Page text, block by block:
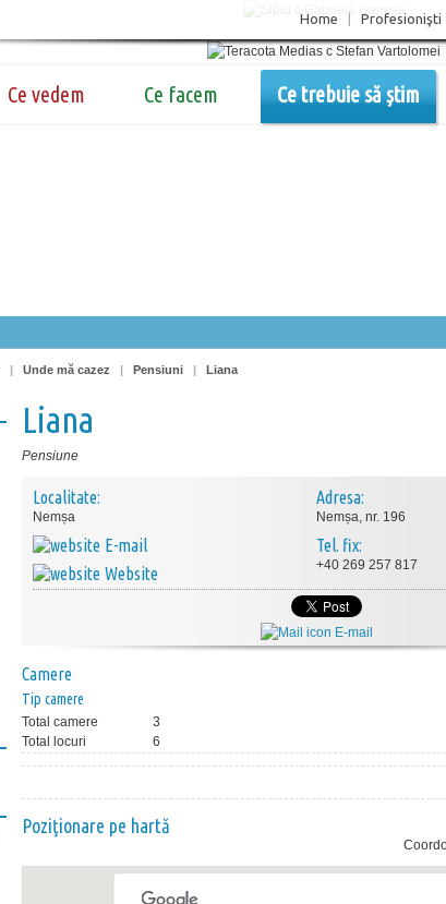
Home Profesionişti
Ce vedem Ce facem Ce trebuie să știm
| Unde mă cazez | Pensiuni | Liana
Liana
Pensiune
Localitate:
Nemșa
E-mail
Website
Adresa:
Nemșa, nr. 196
Tel. fix:
+40 269 257 817
E-mail
Camere
Tip camere
Total camere
3
Total locuri
6
Poziţionare pe hartă